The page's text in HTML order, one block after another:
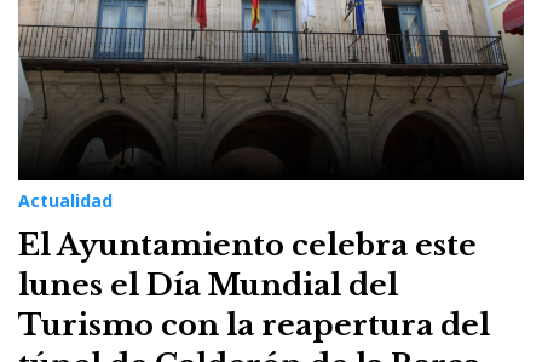
Actualidad
El Ayuntamiento celebra este
lunes el Día Mundial del
Turismo con la reapertura del